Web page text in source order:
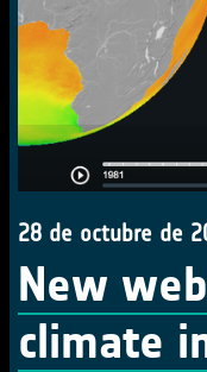
28 de octubre de
New
climate